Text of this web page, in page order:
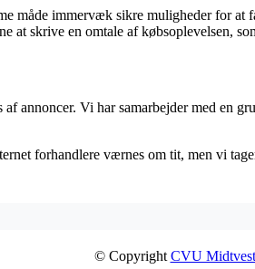
måde immervæk sikre muligheder for
at skrive en omtale af købsoplevelsen,
af annoncer. Vi har samarbejder med en
forhandlere værnes om tit, men vi
© Copyright CVU Midtvest